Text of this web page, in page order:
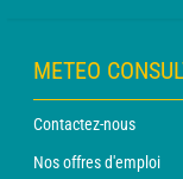
METEO
Contactez-nous
Nos offres d'emploi